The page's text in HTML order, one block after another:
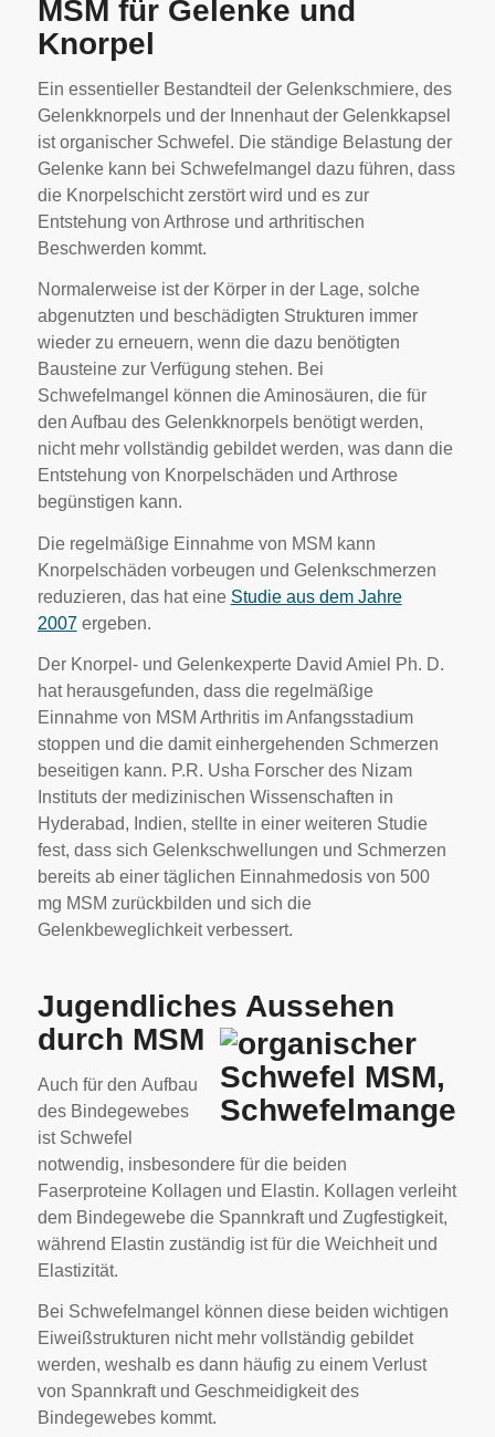
MSM für Gelenke und
Knorpel
Ein essentieller Bestandteil der Gelenkschmiere, des
Gelenkknorpels und der Innenhaut der Gelenkkapsel
ist organischer Schwefel. Die ständige Belastung der
Gelenke kann bei Schwefelmangel dazu führen, dass
die Knorpelschicht zerstört wird und es zur
Entstehung von Arthrose und arthritischen
Beschwerden kommt.
Normalerweise ist der Körper in der Lage, solche
abgenutzten und beschädigten Strukturen immer
wieder zu erneuern, wenn die dazu benötigten
Bausteine zur Verfügung stehen. Bei
Schwefelmangel können die Aminosäuren, die für
den Aufbau des Gelenkknorpels benötigt werden,
nicht mehr vollständig gebildet werden, was dann die
Entstehung von Knorpelschäden und Arthrose
begünstigen kann.
Die regelmäßige Einnahme von MSM kann
Knorpelschäden vorbeugen und Gelenkschmerzen
reduzieren, das hat eine Studie aus dem Jahre
2007ergeben.
Der Knorpel- und Gelenkexperte David Amiel Ph. D.
hat herausgefunden, dass die regelmäßige
Einnahme von MSM Arthritis im Anfangsstadium
stoppen und die damit einhergehenden Schmerzen
beseitigen kann. P.R. Usha Forscher des Nizam
Instituts der medizinischen Wissenschaften in
Hyderabad, Indien, stellte in einer weiteren Studie
fest, dass sich Gelenkschwellungen und Schmerzen
bereits ab einer täglichen Einnahmedosis von 500
mg MSM zurückbilden und sich die
Gelenkbeweglichkeit verbessert.
Jugendliches Aussehen
durch MSM
Auch für den Aufbau
des Bindegewebes
ist Schwefel
notwendig, insbesondere für die beiden
Faserproteine Kollagen und Elastin. Kollagen verleiht
dem Bindegewebe die Spannkraft und Zugfestigkeit,
während Elastin zuständig ist für die Weichheit und
Elastizität.
Bei Schwefelmangel können diese beiden wichtigen
Eiweißstrukturen nicht mehr vollständig gebildet
werden, weshalb es dann häufig zu einem Verlust
von Spannkraft und Geschmeidigkeit des
Bindegewebes kommt.